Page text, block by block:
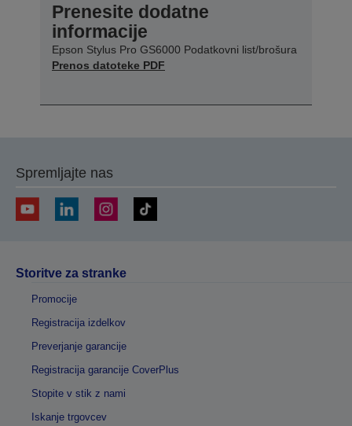
Prenesite dodatne
informacije
Epson Stylus Pro GS6000 Podatkovni list/brošura
Prenos datoteke PDF
Spremljajte nas
Storitve za stranke
Promocije
Registracija izdelkov
Preverjanje garancije
Registracija garancije CoverPlus
Stopite v stik z nami
Iskanje trgovcev